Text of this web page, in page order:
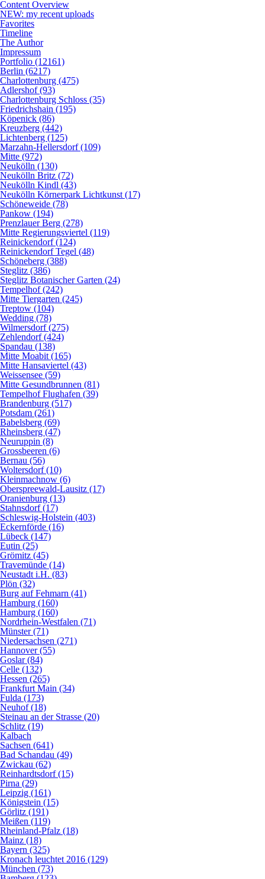
Content Overview
NEW: my recent uploads
Favorites
Timeline
The Author
Impressum
Portfolio (12161)
Berlin (6217)
Charlottenburg (475)
Adlershof (93)
Charlottenburg Schloss (35)
Friedrichshain (195)
Köpenick (86)
Kreuzberg (442)
Lichtenberg (125)
Marzahn-Hellersdorf (109)
Mitte (972)
Neukölln (130)
Neukölln Britz (72)
Neukölln Kindl (43)
Neukölln Körnerpark Lichtkunst (17)
Schöneweide (78)
Pankow (194)
Prenzlauer Berg (278)
Mitte Regierungsviertel (119)
Reinickendorf (124)
Reinickendorf Tegel (48)
Schöneberg (388)
Steglitz (386)
Steglitz Botanischer Garten (24)
Tempelhof (242)
Mitte Tiergarten (245)
Treptow (104)
Wedding (78)
Wilmersdorf (275)
Zehlendorf (424)
Spandau (138)
Mitte Moabit (165)
Mitte Hansaviertel (43)
Weissensee (59)
Mitte Gesundbrunnen (81)
Tempelhof Flughafen (39)
Brandenburg (517)
Potsdam (261)
Babelsberg (69)
Rheinsberg (47)
Neuruppin (8)
Grossbeeren (6)
Bernau (56)
Woltersdorf (10)
Kleinmachnow (6)
Oberspreewald-Lausitz (17)
Oranienburg (13)
Stahnsdorf (17)
Schleswig-Holstein (403)
Eckernförde (16)
Lübeck (147)
Eutin (25)
Grömitz (45)
Travemünde (14)
Neustadt i.H. (83)
Plön (32)
Burg auf Fehmarn (41)
Hamburg (160)
Hamburg (160)
Nordrhein-Westfalen (71)
Münster (71)
Niedersachsen (271)
Hannover (55)
Goslar (84)
Celle (132)
Hessen (265)
Frankfurt Main (34)
Fulda (173)
Neuhof (18)
Steinau an der Strasse (20)
Schlitz (19)
Kalbach
Sachsen (641)
Bad Schandau (49)
Zwickau (62)
Reinhardtsdorf (15)
Pirna (29)
Leipzig (161)
Königstein (15)
Görlitz (191)
Meißen (119)
Rheinland-Pfalz (18)
Mainz (18)
Bayern (325)
Kronach leuchtet 2016 (129)
München (73)